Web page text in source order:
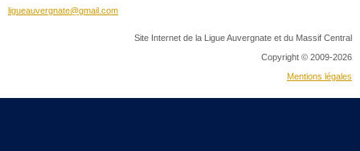
ligueauvergnate@gmail.com
Site Internet de la Ligue Auvergnate et du Massif Central
Copyright © 2009-2026
Mentions légales